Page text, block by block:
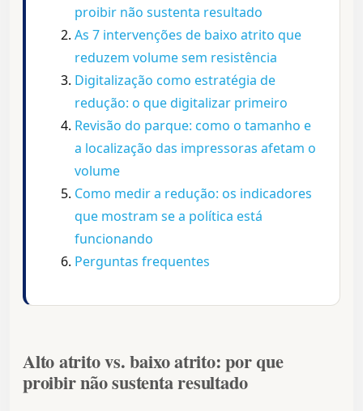
proibir não sustenta resultado
As 7 intervenções de baixo atrito que
reduzem volume sem resistência
Digitalização como estratégia de
redução: o que digitalizar primeiro
Revisão do parque: como o tamanho e
a localização das impressoras afetam o
volume
Como medir a redução: os indicadores
que mostram se a política está
funcionando
Perguntas frequentes
Alto atrito vs. baixo atrito: por que
proibir não sustenta resultado